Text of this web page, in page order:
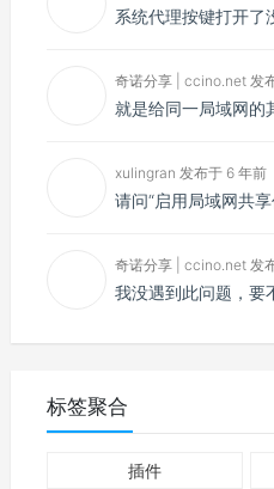
奇诺分享 | ccino.net 发
就是给同一局域网的
xulingran 发布于 6 年前
请问“启用局域网共
奇诺分享 | ccino.net 发
标签聚合
插件